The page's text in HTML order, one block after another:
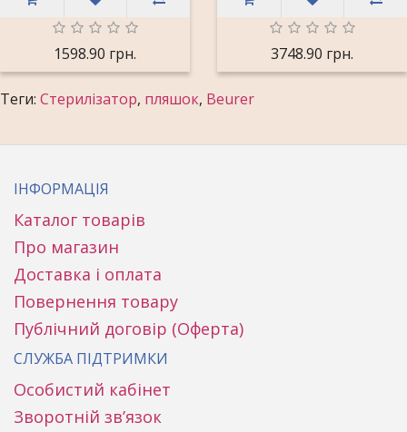
1598.90 грн. 3748.90 грн.
Теги: Стерилізатор, пляшок, Beurer
ІНФОРМАЦІЯ
Каталог товарів
Про магазин
Доставка і оплата
Повернення товару
Публічний договір (Оферта)
СЛУЖБА ПІДТРИМКИ
Особистий кабінет
Зворотній зв’язок